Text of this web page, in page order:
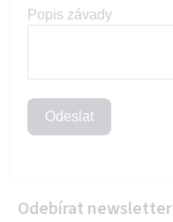
Popis závady
Odeslat
Odebírat newsletter